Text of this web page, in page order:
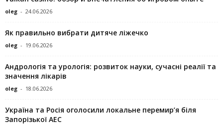
oleg - 24.06.2026
Як правильно вибрати дитяче ліжечко
oleg - 19.06.2026
Андрологія та урологія: розвиток науки, сучасні реалії та
значення лікарів
oleg - 18.06.2026
Україна та Росія оголосили локальне перемир’я біля
Запорізької АЕС